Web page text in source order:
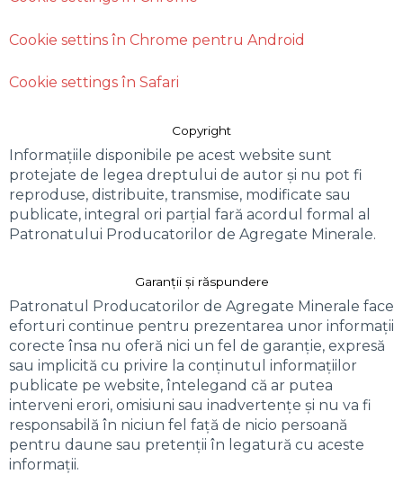
Cookie settins în Chrome pentru Android
Cookie settings în Safari
Copyright
Informațiile disponibile pe acest website sunt
protejate de legea dreptului de autor și nu pot fi
reproduse, distribuite, transmise, modificate sau
publicate, integral ori parțial fară acordul formal al
Patronatului Producatorilor de Agregate Minerale.
Garanții și răspundere
Patronatul Producatorilor de Agregate Minerale face
eforturi continue pentru prezentarea unor informații
corecte însa nu oferă nici un fel de garanție, expresă
sau implicită cu privire la conținutul informațiilor
publicate pe website, întelegand că ar putea
interveni erori, omisiuni sau inadvertențe și nu va fi
responsabilă în niciun fel față de nicio persoană
pentru daune sau pretenții în legatură cu aceste
informații.